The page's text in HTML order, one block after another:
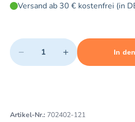
Versand ab 30 € kostenfrei (in
Quantity
− +
Minimum quantity: 1 Maximum
In
Add 1 item to cart
Artikel-Nr.: 702402-121